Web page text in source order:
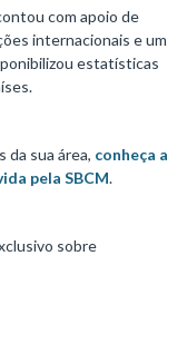
com apoio de
internacionais e um
estatísticas
da sua área, conheça a
pela SBCM.
sobre